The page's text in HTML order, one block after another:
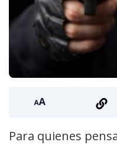
Para quienes